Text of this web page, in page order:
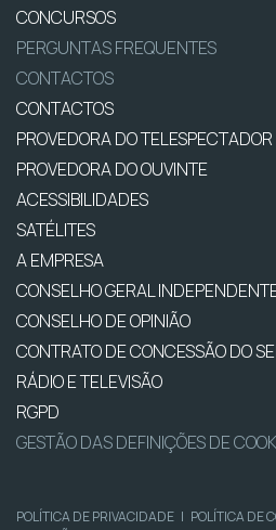
CONCURSOS
PERGUNTAS FREQUENTES
CONTACTOS
CONTACTOS
PROVEDORA DO TELESPECTADOR
PROVEDORA DO OUVINTE
ACESSIBILIDADES
SATÉLITES
A EMPRESA
CONSELHO GERAL
CONSELHO DE OPINIÃO
CONTRATO DE CONCESSÃO DO
RÁDIO E TELEVISÃO
RGPD
GESTÃO DAS DEFINIÇÕES DE
POLÍTICA DE PRIVACIDADE | POLÍTICA DE